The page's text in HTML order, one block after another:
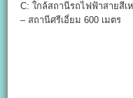
C: ใกล้สถานีรถไฟฟ้าสายสี
– สถานีศรีเอี่ยม 600 เมตร